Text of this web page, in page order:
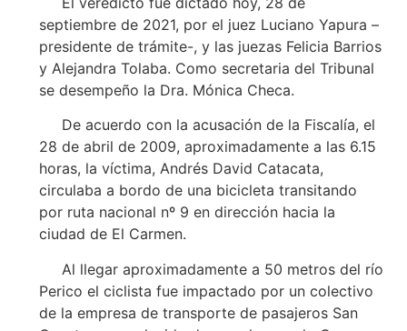
septiembre de 2021, por el juez Luciano Yapura –
presidente de trámite-, y las juezas Felicia Barrios
y Alejandra Tolaba. Como secretaria del Tribunal
se desempeño la Dra. Mónica Checa.
De acuerdo con la acusación de la Fiscalía, el
28 de abril de 2009, aproximadamente a las 6.15
horas, la víctima, Andrés David Catacata,
circulaba a bordo de una bicicleta transitando
por ruta nacional nº 9 en dirección hacia la
ciudad de El Carmen.
Al llegar aproximadamente a 50 metros del río
Perico el ciclista fue impactado por un colectivo
de la empresa de transporte de pasajeros San